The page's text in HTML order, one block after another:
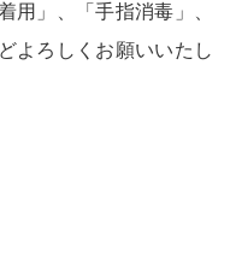
用」、「手指消毒」、
よろしくお願いいたし